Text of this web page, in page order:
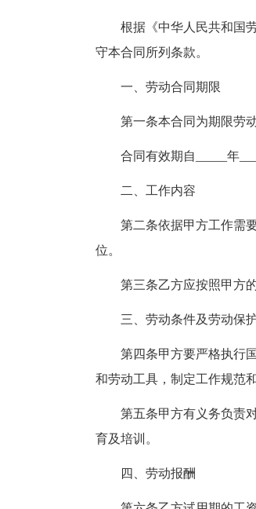
根据《中华人民共和国
守本合同所列条款。
一、劳动合同期限
第一条本合同为期限劳动
合同有效期自_____年
二、工作内容
第二条依据甲方工作需
位。
第三条乙方应按照甲方
三、劳动条件及劳动保
第四条甲方要严格执行
和劳动工具，制定工作规范
第五条甲方有义务负责
育及培训。
四、劳动报酬